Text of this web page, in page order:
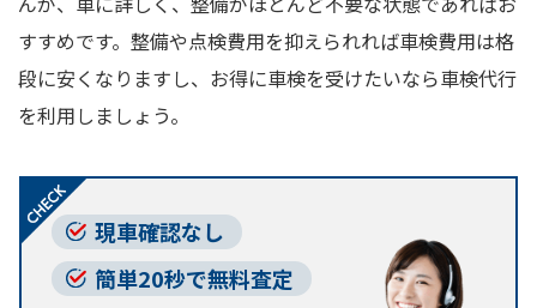
すすめです。整備や点検費用を抑えられれば車検費用は格
段に安くなりますし、お得に車検を受けたいなら車検代行
を利用しましょう。
現車確認なし
簡単20秒で無料査定